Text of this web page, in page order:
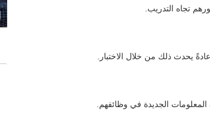
تجاه التدريب.
يحدث ذلك من خلال الاختبار.
الجديدة في وظائفهم.